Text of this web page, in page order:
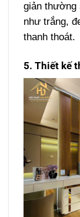
giản thường
như trắng,
thanh thoát.
5. Thiết kế